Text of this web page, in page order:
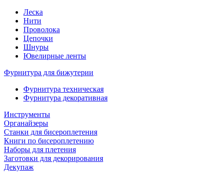
Леска
Нити
Проволока
Цепочки
Шнуры
Ювелирные ленты
Фурнитура для бижутерии
Фурнитура техническая
Фурнитура декоративная
Инструменты
Органайзеры
Станки для бисероплетения
Книги по бисероплетению
Наборы для плетения
Заготовки для декорирования
Декупаж